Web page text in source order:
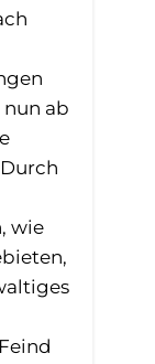
nun ab
wie